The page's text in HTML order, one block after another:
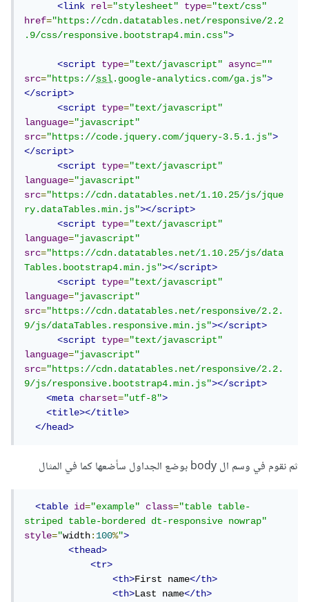
<link
rel="stylesheet" type="text/css"
href="https://cdn.datatables.net/responsive/2.2
.9/css/responsive.bootstrap4.min.css">
<script type="text/javascript" async=""
src="https://ssl.google-analytics.com/ga.js">
</script>
<script
type="text/javascript"
language="javascript"
src="https://code.jquery.com/jquery-3.5.1.js">
</script>
<script
type="text/javascript"
language="javascript"
src="https://cdn.datatables.net/1.10.25/js/jque
ry.dataTables.min.js"></script>
<script
type="text/javascript"
language="javascript"
src="https://cdn.datatables.net/1.10.25/js/data
Tables.bootstrap4.min.js"></script>
<script
type="text/javascript"
language="javascript"
src="https://cdn.datatables.net/responsive/2.2.
9/js/dataTables.responsive.min.js"></script>
<script
type="text/javascript"
language="javascript"
src="https://cdn.datatables.net/responsive/2.2.
9/js/responsive.bootstrap4.min.js"></script>
<meta
charset="utf-8">
<title></title>
</head>
ثم نقوم في وسم ال body بوضع الجداول سأضعها كما في المثال
<table id="example" class="table table-
striped table-bordered dt-responsive nowrap"
style="width:100%">
<thead>
<tr>
<th>First name</th>
<th>Last name</th>